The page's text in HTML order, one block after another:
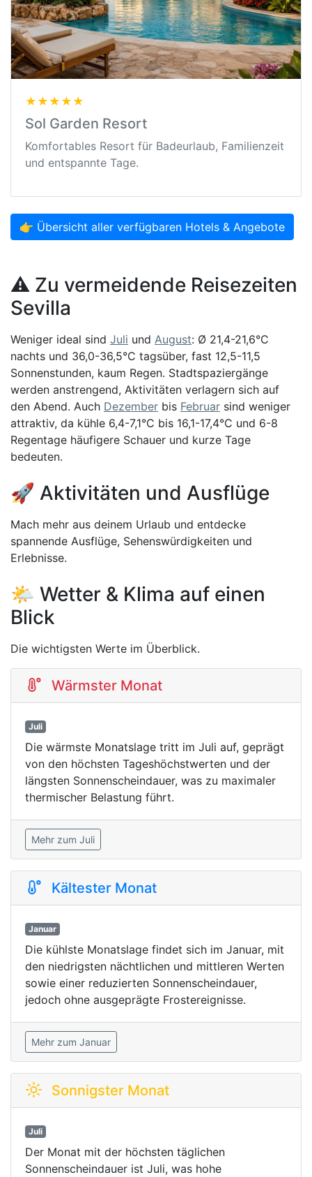
★★★★★
Sol Garden Resort
Komfortables Resort für Badeurlaub, Familienzeit
und entspannte Tage.
👉 Übersicht aller verfügbaren Hotels & Angebote
⚠️ Zu vermeidende Reisezeiten
Sevilla
Weniger ideal sind Juli und August: Ø 21,4-21,6°C
nachts und 36,0-36,5°C tagsüber, fast 12,5-11,5
Sonnenstunden, kaum Regen. Stadtspaziergänge
werden anstrengend, Aktivitäten verlagern sich auf
den Abend. Auch Dezember bis Februar sind weniger
attraktiv, da kühle 6,4-7,1°C bis 16,1-17,4°C und 6-8
Regentage häufigere Schauer und kurze Tage
bedeuten.
🚀 Aktivitäten und Ausflüge
Mach mehr aus deinem Urlaub und entdecke
spannende Ausflüge, Sehenswürdigkeiten und
Erlebnisse.
🌤️ Wetter & Klima auf einen
Blick
Die wichtigsten Werte im Überblick.
Wärmster Monat
Juli
Die wärmste Monatslage tritt im Juli auf, geprägt
von den höchsten Tageshöchstwerten und der
längsten Sonnenscheindauer, was zu maximaler
thermischer Belastung führt.
Mehr zum Juli
Kältester Monat
Januar
Die kühlste Monatslage findet sich im Januar, mit
den niedrigsten nächtlichen und mittleren Werten
sowie einer reduzierten Sonnenscheindauer,
jedoch ohne ausgeprägte Frostereignisse.
Mehr zum Januar
Sonnigster Monat
Juli
Der Monat mit der höchsten täglichen
Sonnenscheindauer ist Juli, was hohe